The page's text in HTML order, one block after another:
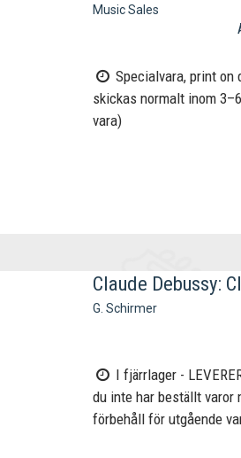
Music Sales
Specialvara, print on
skickas normalt inom
vara)
Claude Debussy:
G. Schirmer
I fjärrlager -
du inte har beställt varor
förbehåll för utgående